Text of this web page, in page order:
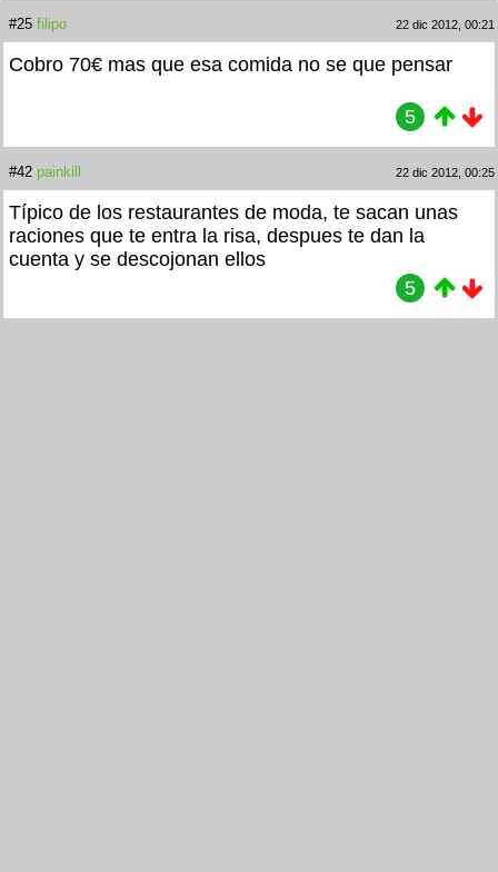
#25 filipo 22 dic 2012, 00:21
Cobro 70€ mas que esa comida no se que pensar
5
#42 painkill 22 dic 2012, 00:25
Típico de los restaurantes de moda, te sacan unas
raciones que te entra la risa, despues te dan la
cuenta y se descojonan ellos
5